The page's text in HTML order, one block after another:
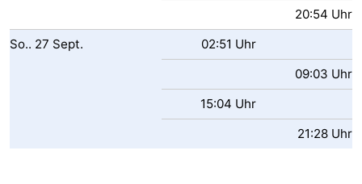
20:54 Uhr
So.. 27 Sept.
02:51 Uhr
09:03 Uhr
15:04 Uhr
21:28 Uhr